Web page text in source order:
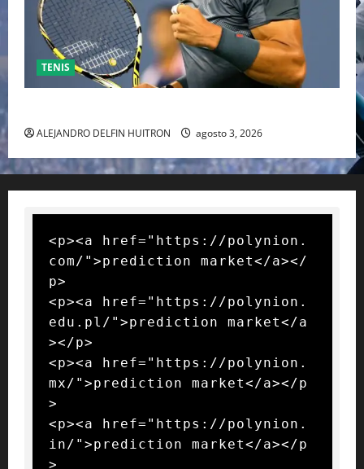
TENIS
ALEJANDRO DELFIN HUITRON agosto 3, 2026
<p><a href="https://polynion.
com/">prediction market</a></
p>
<p><a href="https://polynion.
edu.pl/">prediction market</a
></p>
<p><a href="https://polynion.
mx/">prediction market</a></p
>
<p><a href="https://polynion.
in/">prediction market</a></p
>